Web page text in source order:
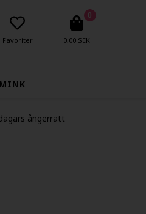
Favoriter
0
0,00 SEK
ångerrätt